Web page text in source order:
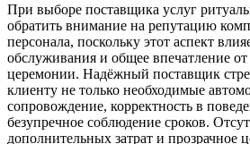
При выборе поставщика услуг
обратить внимание на репутацию
персонала, поскольку этот аспект
обслуживания и общее впечатление
церемонии. Надёжный поставщик
клиенту не только необходимые
сопровождение, корректность в
безупречное соблюдение сроков.
дополнительных затрат и прозрачное